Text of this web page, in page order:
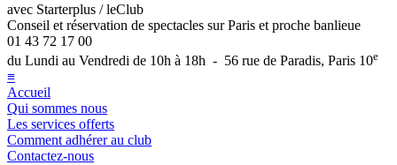
avec Starterplus / leClub
Conseil et réservation de spectacles sur Paris et proche banlieue
01 43 72 17 00
du Lundi au Vendredi de 10h à 18h - 56 rue de Paradis, Paris 10e
≡
Accueil
Qui sommes nous
Les services offerts
Comment adhérer au club
Contactez-nous